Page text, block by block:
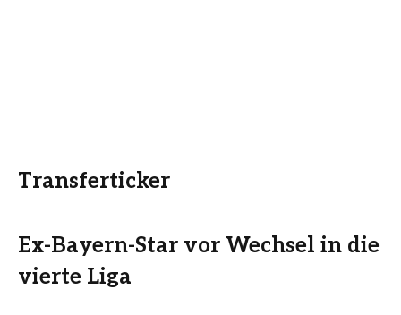
Transferticker
Ex-Bayern-Star vor Wechsel in die
vierte Liga